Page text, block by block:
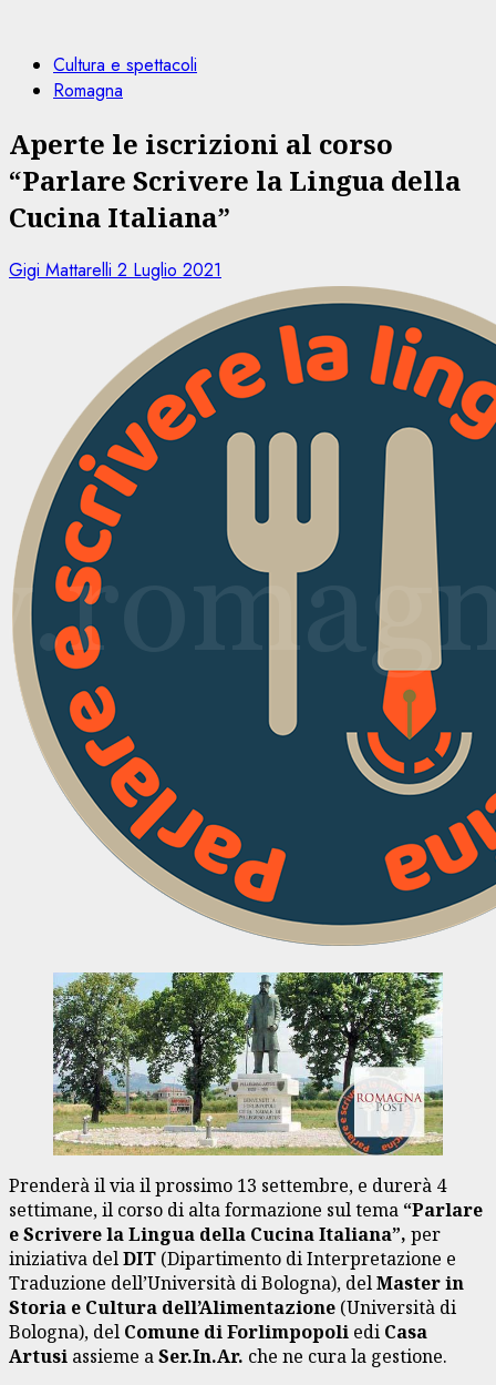
Cultura e spettacoli
Romagna
Aperte le iscrizioni al corso
“Parlare Scrivere la Lingua della
Cucina Italiana”
Gigi Mattarelli 2 Luglio 2021
Prenderà il via il prossimo 13 settembre, e durerà 4
settimane, il corso di alta formazione sul tema “Parlare
e Scrivere la Lingua della Cucina Italiana”, per
iniziativa delDIT (Dipartimento di Interpretazione e
Traduzione dell’Università di Bologna), delMaster in
Storia e Cultura dell’Alimentazione (Università di
Bologna), del Comune di Forlimpopoli edi Casa
Artusi assieme aSer.In.Ar. che ne cura la gestione.